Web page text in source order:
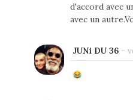
d'accord avec
avec un
JUNi DU 36-